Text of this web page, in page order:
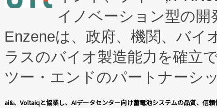
イノベーション型の
Enzeneは、政府、機関、バイ
ラスのバイオ製造能力を確立
ツー・エンドのパートナーシ
表しました。 同社の実績ある
ai&、Voltaiqと協業し、AIデータセンター向け蓄電池システムの品質、信